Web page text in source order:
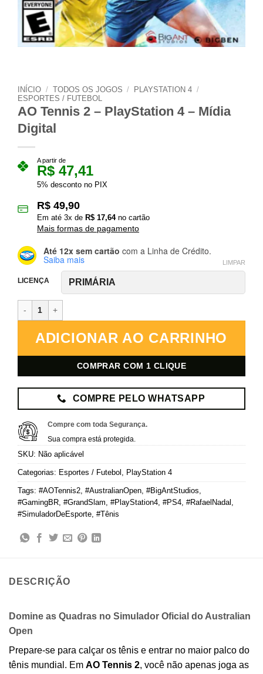
INÍCIO / TODOS OS JOGOS / PLAYSTATION 4 /
ESPORTES / FUTEBOL
AO Tennis 2 – PlayStation 4 – Mídia
Digital
A partir de
R$ 47,41
5% desconto no PIX
R$ 49,90
Em até 3x de R$ 17,64no cartão
Mais formas de pagamento
Até 12x sem cartão com a Linha de Crédito.
Saiba mais
LICENÇA
LIMPAR
ADICIONAR AO CARRINHO
COMPRAR COM 1 CLIQUE
COMPRE PELO WHATSAPP
Compre com toda Segurança.
Sua compra está protegida.
SKU: Não aplicável
Categorias: Esportes / Futebol PlayStation 4
Tags: #AOTennis2 #AustralianOpen #BigAntStudios
#GamingBR #GrandSlam #PlayStation4 #PS4 #RafaelNadal
#SimuladorDeEsporte #Tênis
DESCRIÇÃO
Domine as Quadras no Simulador Oficial do Australian
Open
Prepare-se para calçar os tênis e entrar no maior palco do
tênis mundial. Em AO Tennis 2, você não apenas joga as